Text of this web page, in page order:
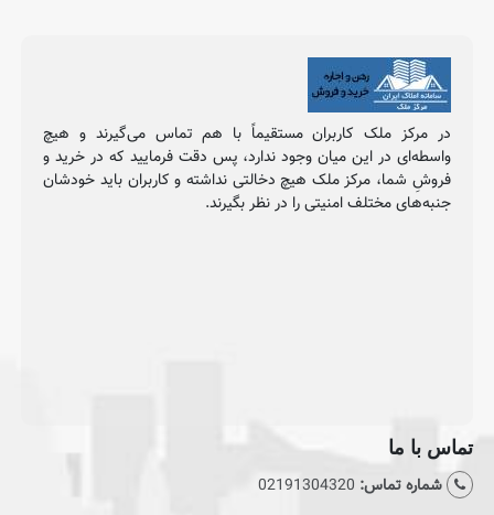
مرکز ملک کاربران مستقیماً با هم تماس می‌گیرند و هیچ
در این میان وجود ندارد، پس دقت فرمایید که در خرید و
شما، مرکز ملک هیچ دخالتی نداشته و کاربران باید خودشان
مختلف امنیتی را در نظر بگیرند.
ما
تماس:02191304320